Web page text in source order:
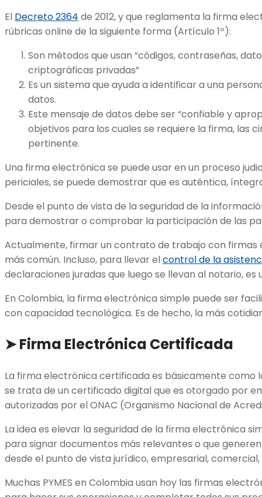
El Decreto 2364 de 2012, y que reglamenta la firma
rúbricas online de la siguiente forma (Artículo 1º):
Son métodos que usan “códigos, contraseñas,
criptográficas privadas”
Es un sistema que ayuda a identificar a una
datos.
Este mensaje de datos debe ser “confiable y
objetivos para los cuales se requiere la firma, las
pertinente.
Una firma electrónica se puede usar en un proceso
periciales, se puede demostrar que es auténtica,
Desde el punto de vista de la seguridad de la
para demostrar o comprobar la participación de las
Actualmente, firmar un contrato de trabajo con firmas
más común. Incluso, para llevar elcontrol de la
declaraciones juradas que luego se llevan al notario,
En Colombia, la firma electrónica simple puede ser
con capacidad tecnológica. Es de hecho, la más
➤Firma Electrónica Certificada
La firma electrónica certificada es básicamente como
se trata de un certificado digital que es otorgado por
autorizadas por el ONAC (Organismo Nacional de
La idea es elevar la seguridad de la firma electrónica
para signar documentos más relevantes o que
desde el punto de vista jurídico, empresarial,
Muchas PYMES en Colombia usan hoy las firmas